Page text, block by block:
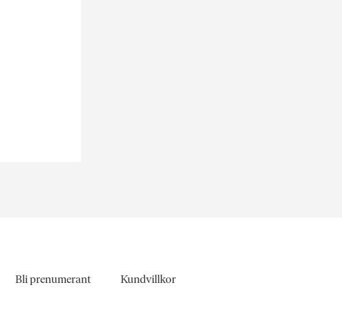
Bli prenumerant Kundvillkor